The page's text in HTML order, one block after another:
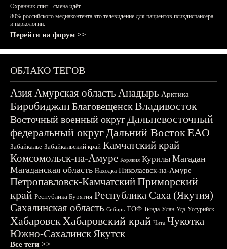
Охранник спит - смена идёт
80% российского медиаконтента это телевидение для пациентов психдиспансера
и наркологии.
Перейти на форум >>
ОБЛАКО ТЕГОВ
АзияАмурская область Анадырь Арктика
БиробиджанБлаговещенскВладивосток
Восточный военный округДальневосточный
федеральный округДальний ВостокЕАО
Забайкалье Забайкальский край Камчатский край
Комсомольск-на-Амуре Корякия Курилы Магадан
Магаданская область Находка Николаевск-на-Амуре
Петропавловск-КамчатскийПриморский
край Республика Бурятия Республика Саха (Якутия)
Сахалинская область Сибирь ТОФ Тында Улан-Удэ Уссурийск
ХабаровскХабаровский край Чита Чукотка
Южно-СахалинскЯкутск
Все теги >>